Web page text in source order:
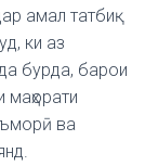
амал татбиқ
ки аз
бурда, барои
ва